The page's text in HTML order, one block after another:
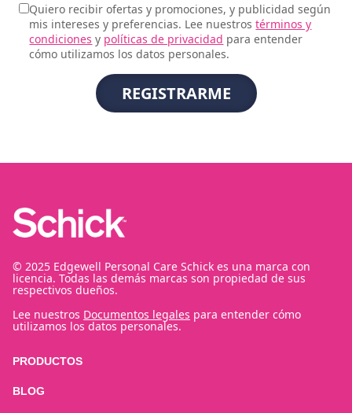
Quiero recibir ofertas y promociones, y publicidad según
mis intereses y preferencias. Lee nuestrostérminos y
condiciones y políticas de privacidad para entender
cómo utilizamos los datos personales.
© 2025 Edgewell Personal Care Schick es una marca con
licencia. Todas las demás marcas son propiedad de sus
respectivos dueños.
Lee nuestros Documentos legales para entender cómo
utilizamos los datos personales.
PRODUCTOS
BLOG